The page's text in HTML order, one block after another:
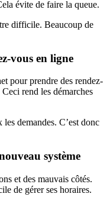
évite de faire la queue.
difficile. Beaucoup de
vous en ligne
pour prendre des rendez-
rend les démarches
demandes. C’est donc
système
et des mauvais côtés.
de gérer ses horaires.